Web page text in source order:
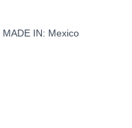
MADE IN: Mexico